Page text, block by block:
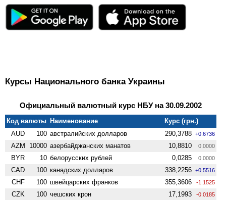
Курсы Национального банка Украины
Официальный валютный курс НБУ на 30.09.2002
Код валюты Наименование
Курс (грн.)
AUD
100 австралийских долларов 290,3788 +0.6736
AZM 10000 азербайджанских манатов 10,8810 0.0000
BYR 10 белорусских рублей 0,0285 0.0000
CAD 100 канадских долларов 338,2256 +0.5516
CHF 100 швейцарских франков 355,3606 -1.1525
CZK 100 чешских крон 17,1993 -0.0185